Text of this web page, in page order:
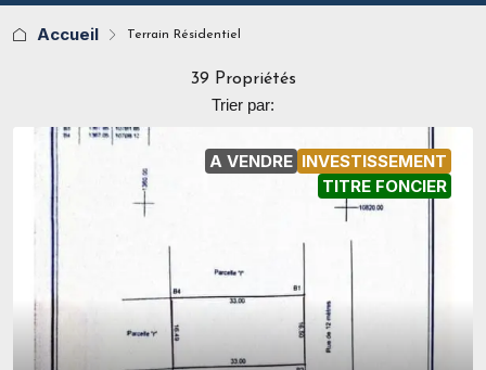
Accueil Terrain Résidentiel
39 Propriétés
Trier par:
A VENDRE INVESTISSEMENT
TITRE FONCIER